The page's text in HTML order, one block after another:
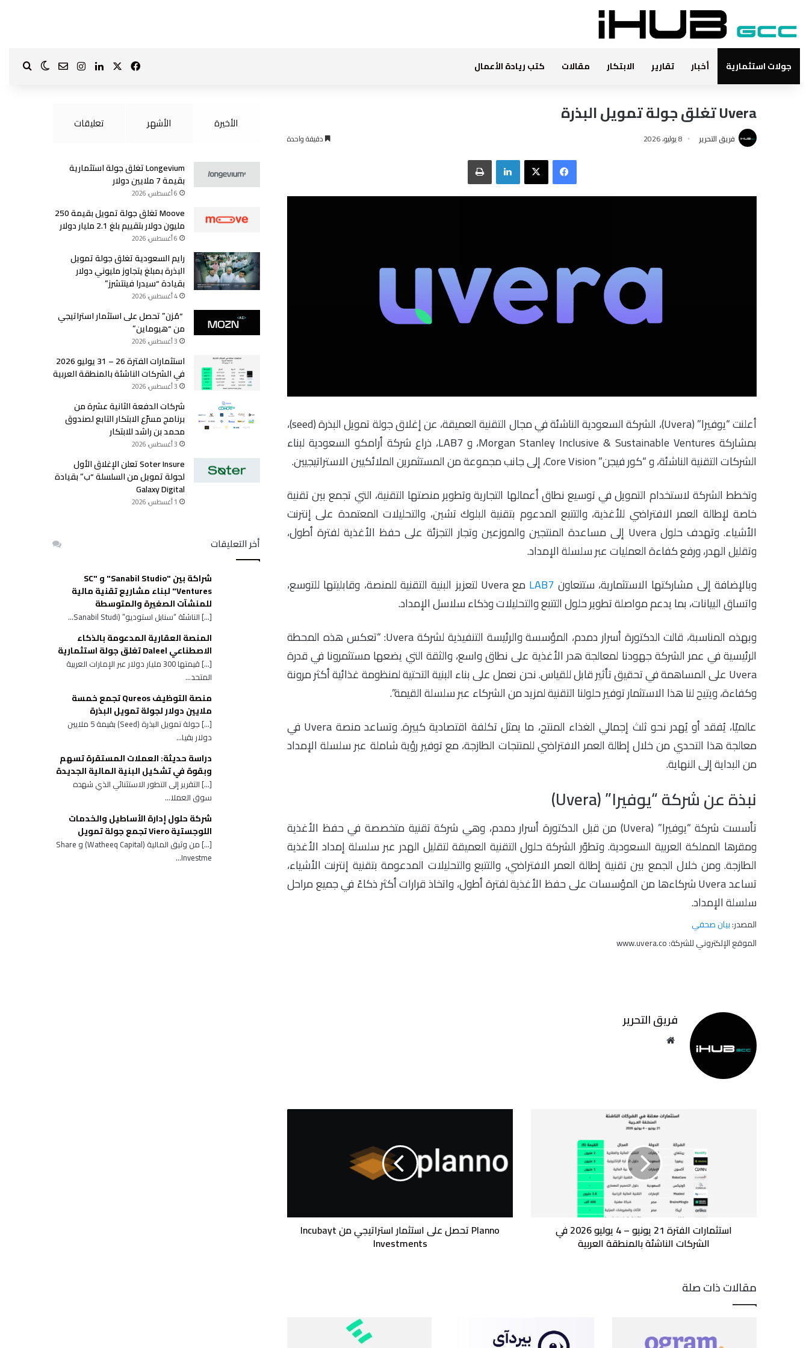
جولات استثمارية أخبار تقارير الابتكار مقالات كتب ريادة الأعمال فيسبوك لينكدإنانستقرامالوضعبحث
Uvera تغلق جولة تمويل البذرة
فريق التحرير 8 يوليو، 2026 دقيقة واحدة
فيسبوك‫X لينكدإن طباعة
أعلنت “يوفيرا” (Uvera)، الشركة السعودية الناشئة في مجال التقنية العميقة، عن إغلاق جولة تمويل البذرة (seed)،
بمشاركة Morgan Stanley Inclusive & Sustainable Ventures، و LAB7، ذراع شركة أرامكو السعودية لبناء
الشركات التقنية الناشئة، و “كور فيجن” Core Vision، إلى جانب مجموعة من المستثمرين الملائكيين الاستراتيجيين.
وتخطط الشركة لاستخدام التمويل في توسيع نطاق أعمالها التجارية وتطوير منصتها التقنية، التي تجمع بين تقنية
خاصة لإطالة العمر الافتراضي للأغذية، والتتبع المدعوم بتقنية البلوك تشين، والتحليلات المعتمدة على إنترنت
الأشياء. وتهدف حلول Uvera إلى مساعدة المنتجين والموزعين وتجار التجزئة على حفظ الأغذية لفترة أطول،
وتقليل الهدر، ورفع كفاءة العمليات عبر سلسلة الإمداد.
وبالإضافة إلى مشاركتها الاستثمارية، ستتعاون LAB7
مع Uvera لتعزيز البنية التقنية للمنصة، وقابليتها للتوسع،
واتساق البيانات، بما يدعم مواصلة تطوير حلول التتبع والتحليلات وذكاء سلاسل الإمداد.
وبهذه المناسبة، قالت الدكتورة أسرار دمدم، المؤسسة والرئيسة التنفيذية لشركة Uvera: “تعكس هذه المحطة
الرئيسية في عمر الشركة جهودنا لمعالجة هدر الأغذية على نطاق واسع، والثقة التي يضعها مستثمرونا في قدرة
Uvera على المساهمة في تحقيق تأثير قابل للقياس. نحن نعمل على بناء البنية التحتية لمنظومة غذائية أكثر مرونة
وكفاءة، ويتيح لنا هذا الاستثمار توفير حلولنا التقنية لمزيد من الشركاء عبر سلسلة القيمة”.
عالميًا، يُفقد أو يُهدر نحو ثلث إجمالي الغذاء المنتج، ما يمثل تكلفة اقتصادية كبيرة. وتساعد منصة Uvera في
معالجة هذا التحدي من خلال إطالة العمر الافتراضي للمنتجات الطازجة، مع توفير رؤية شاملة عبر سلسلة الإمداد
من البداية إلى النهاية.
نبذة عن شركة “يوفيرا” (Uvera)
تأسست شركة “يوفيرا” (Uvera) من قبل الدكتورة أسرار دمدم، وهي شركة تقنية متخصصة في حفظ الأغذية
ومقرها المملكة العربية السعودية. وتطوّر الشركة حلول التقنية العميقة لتقليل الهدر عبر سلسلة إمداد الأغذية
الطازجة. ومن خلال الجمع بين تقنية إطالة العمر الافتراضي، والتتبع والتحليلات المدعومة بتقنية إنترنت الأشياء،
تساعد Uvera شركاءها من المؤسسات على حفظ الأغذية لفترة أطول، واتخاذ قرارات أكثر ذكاءً في جميع مراحل
سلسلة الإمداد.
المصدر:بيان صحفي
الموقع الإلكتروني للشركة: www.uvera.co
فريق التحرير
الشركات
استثمارات الفترة 21 يونيو – 4 يوليو 2026 في
الشركات الناشئة بالمنطقة العربية
استثمار
استراتيجي
Planno تحصل على استثمار استراتيجي من Incubayt
Investments
مقالات ذات صلة
الأخيرة الأشهر تعليقات
Longevium تغلق جولة استثمارية
بقيمة 7 ملايين دولار
6 أغسطس، 2026
Moove تغلق جولة تمويل بقيمة 250
مليون دولار بتقييم بلغ 2.1 مليار دولار
6 أغسطس، 2026
رايم السعودية تغلق جولة تمويل
البذرة بمبلغ يتجاوز مليوني دولار
بقيادة “سيدرا فينتشرز”
4 أغسطس، 2026
“مُزن” تحصل على استثمار استراتيجي
من “هيوماين”
3 أغسطس، 2026
استثمارات الفترة 26 – 31 يوليو 2026
في الشركات الناشئة بالمنطقة العربية
3 أغسطس، 2026
شركات الدفعة الثانية عشرة من
برنامج مسرّع الابتكار التابع لصندوق
محمد بن راشد للابتكار
3 أغسطس، 2026
Soter Insure تعلن الإغلاق الأول
لجولة تمويل من السلسلة “ب” بقيادة
Galaxy Digital
1 أغسطس، 2026
أخر التعليقات
شراكة بين "Sanabil Studio" و "SC
Ventures" لبناء مشاريع تقنية مالية
للمنشآت الصغيرة والمتوسطة
[…] الناشئة “سنابل استوديو” (Sanabil Studi...
المنصة العقارية المدعومة بالذكاء
الاصطناعي Daleel تغلق جولة استثمارية
[…] قيمتها 300 مليار دولار عبر الإمارات العربية
المتحد...
منصة التوظيف Qureos تجمع خمسة
ملايين دولار لجولة تمويل البذرة
[…] جولة تمويل البذرة (Seed) بقيمة 5 ملايين
دولار بقيا...
دراسة حديثة: العملات المستقرة تسهم
وبقوة في تشكيل البنية المالية الجديدة
[…] التقرير إلى التطور الاستثنائي الذي شهده
سوق العملا...
شركة حلول إدارة الأساطيل والخدمات
اللوجستية Viero تجمع جولة تمويل
[…] من وثيق المالية (Watheeq Capital) و Share
Investme...